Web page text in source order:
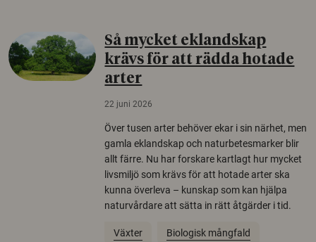
Så mycket eklandskap
krävs för att rädda hotade
arter
22 juni 2026
Över tusen arter behöver ekar i sin närhet, men
gamla eklandskap och naturbetesmarker blir
allt färre. Nu har forskare kartlagt hur mycket
livsmiljö som krävs för att hotade arter ska
kunna överleva – kunskap som kan hjälpa
naturvårdare att sätta in rätt åtgärder i tid.
Växter Biologisk mångfald